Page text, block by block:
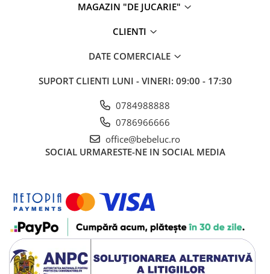
MAGAZIN "DE JUCARIE"
CLIENTI
DATE COMERCIALE
SUPORT CLIENTI LUNI - VINERI: 09:00 - 17:30
0784988888
0786966666
office@bebeluc.ro
SOCIAL URMARESTE-NE IN SOCIAL MEDIA